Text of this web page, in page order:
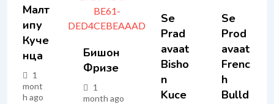
Малт
Ипу
Куче
Нца
1
mont
h ago
Бишон
Фризе
1
month ago
Se
Prad
Avaat
Bisho
N
Kuce
Se
Prod
Avaat
Frenc
H
Bulld